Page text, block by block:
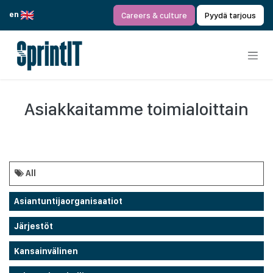
en
Careers & culture Pyydä tarjous
Asiakkaitamme toimialoittain
All
Asiantuntijaorganisaatiot
Järjestöt
Kansainvälinen